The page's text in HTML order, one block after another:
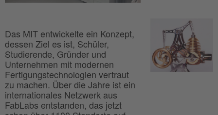
Das MIT entwickelte ein Konzept,
dessen Ziel es ist, Schüler,
Studierende, Gründer und
Unternehmen mit modernen
Fertigungstechnologien vertraut
zu machen. Über die Jahre ist ein
internationales Netzwerk aus
FabLabs entstanden, das jetzt